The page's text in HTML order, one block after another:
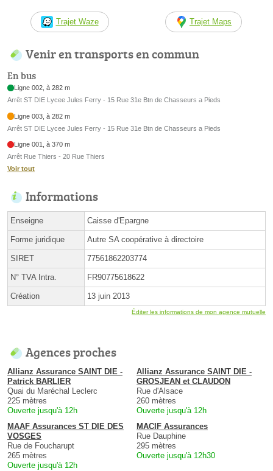
Trajet Waze Trajet Maps
Venir en transports en commun
En bus
Ligne 002, à 282 m
Arrêt ST DIE Lycee Jules Ferry - 15 Rue 31e Btn de Chasseurs a Pieds
Ligne 003, à 282 m
Arrêt ST DIE Lycee Jules Ferry - 15 Rue 31e Btn de Chasseurs a Pieds
Ligne 001, à 370 m
Arrêt Rue Thiers - 20 Rue Thiers
Voir tout
Informations
Enseigne Caisse d'Epargne
Forme juridique Autre SA coopérative à directoire
SIRET 77561862203774
N° TVA Intra. FR90775618622
Création 13 juin 2013
Éditer les informations de mon agence mutuelle
Agences proches
Allianz Assurance SAINT DIE -
Patrick BARLIER
Quai du Maréchal Leclerc
225 mètres
Ouverte jusqu'à 12h
Allianz Assurance SAINT DIE -
GROSJEAN et CLAUDON
Rue d'Alsace
260 mètres
Ouverte jusqu'à 12h
MAAF Assurances ST DIE DES
VOSGES
Rue de Foucharupt
265 mètres
Ouverte jusqu'à 12h
MACIF Assurances
Rue Dauphine
295 mètres
Ouverte jusqu'à 12h30